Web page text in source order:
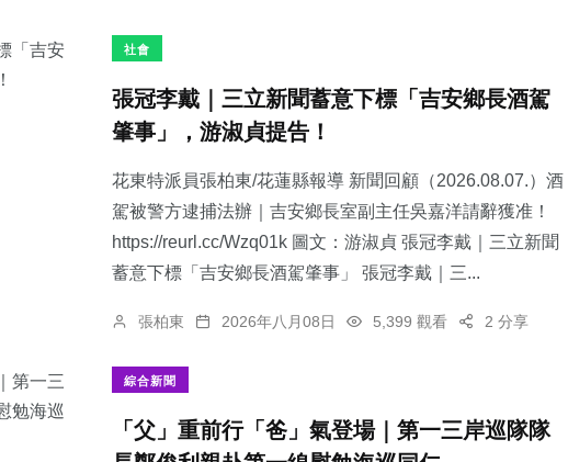
社會
張冠李戴｜三立新聞蓄意下標「吉安鄉長酒駕
肇事」，游淑貞提告！
花東特派員張柏東/花蓮縣報導 新聞回顧（2026.08.07.）酒
駕被警方逮捕法辦｜吉安鄉長室副主任吳嘉洋請辭獲准！
https://reurl.cc/Wzq01k 圖文：游淑貞 張冠李戴｜三立新聞
蓄意下標「吉安鄉長酒駕肇事」 張冠李戴｜三...
張柏東 2026年八月08日 5,399 觀看 2 分享
綜合新聞
「父」重前行「爸」氣登場｜第一三岸巡隊隊